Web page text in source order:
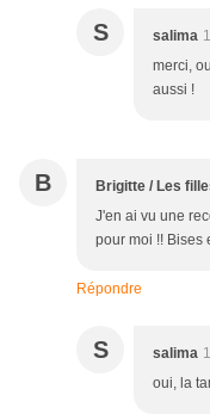
S salima
merci,
aussi !
B Brigitte / Les
J'en ai vu une
pour moi !! Bises
Répondre
S salima
oui, la